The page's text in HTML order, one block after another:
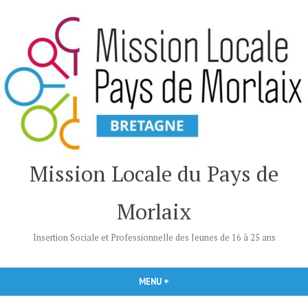
contenu
Mission Locale du Pays de
Morlaix
Insertion Sociale et Professionnelle des Jeunes de 16 à 25 ans
MENU +